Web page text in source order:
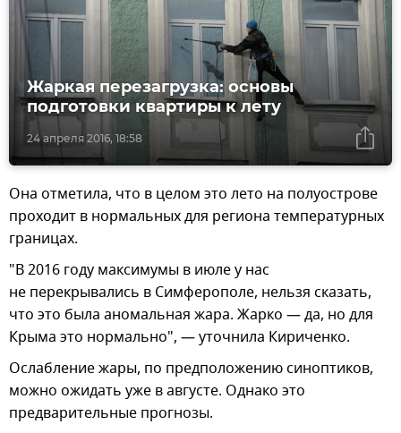
24 апреля 2016, 18:58
Жаркая перезагрузка: основы
подготовки квартиры к лету
Она отметила, что в целом это лето на полуострове
проходит в нормальных для региона температурных
границах.
"В 2016 году максимумы в июле у нас
не перекрывались в Симферополе, нельзя сказать,
что это была аномальная жара. Жарко — да, но для
Крыма это нормально", — уточнила Кириченко.
Ослабление жары, по предположению синоптиков,
можно ожидать уже в августе. Однако это
предварительные прогнозы.